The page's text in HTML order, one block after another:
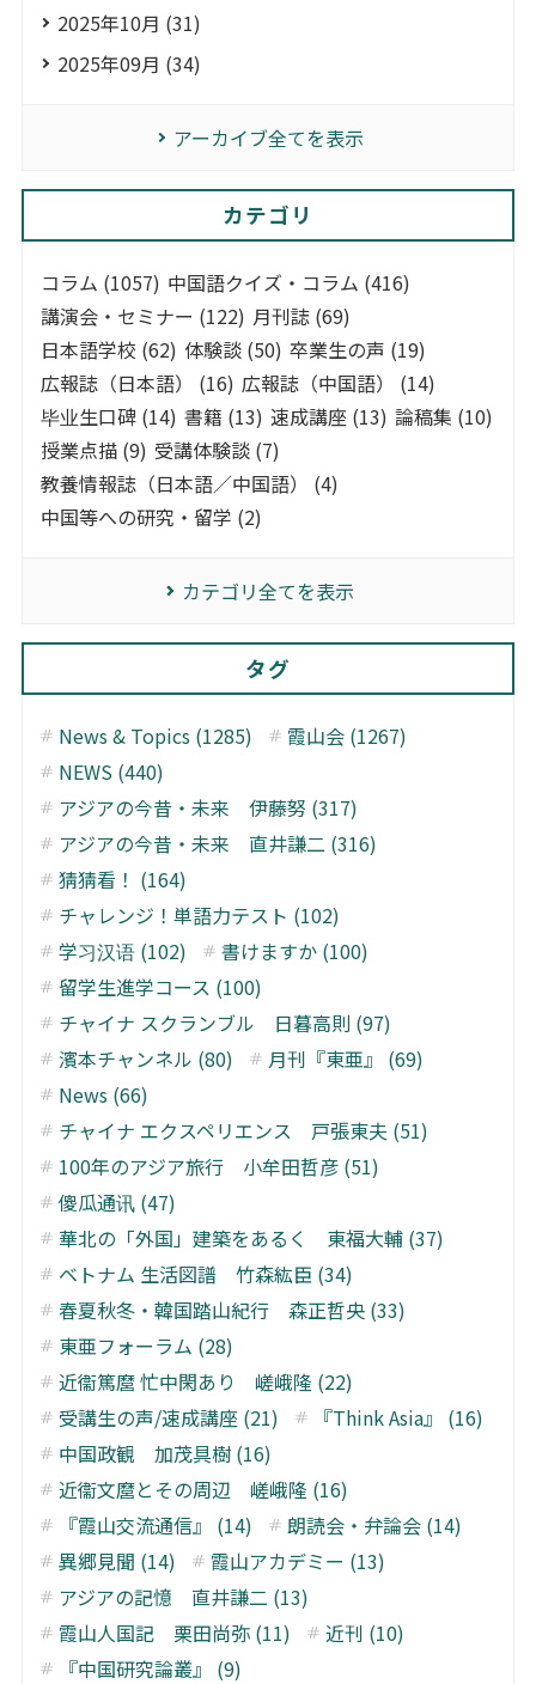
2025年10月 (31)
2025年09月 (34)
アーカイブ全てを表示
カテゴリ
コラム (1057) 中国語クイズ・コラム (416)
講演会・セミナー (122) 月刊誌 (69)
日本語学校 (62) 体験談 (50) 卒業生の声 (19)
広報誌（日本語） (16) 広報誌（中国語） (14)
毕业生口碑 (14) 書籍 (13) 速成講座 (13) 論稿集 (10)
授業点描 (9) 受講体験談 (7)
教養情報誌（日本語／中国語） (4)
中国等への研究・留学 (2)
カテゴリ全てを表示
タグ
News & Topics (1285)
霞山会 (1267)
NEWS (440)
アジアの今昔・未来 伊藤努 (317)
アジアの今昔・未来 直井謙二 (316)
猜猜看！ (164)
チャレンジ！単語力テスト (102)
学习汉语 (102)
書けますか (100)
留学生進学コース (100)
チャイナ スクランブル 日暮高則 (97)
濱本チャンネル (80)
月刊『東亜』 (69)
News (66)
チャイナ エクスペリエンス 戸張東夫 (51)
100年のアジア旅行 小牟田哲彦 (51)
傻瓜通讯 (47)
華北の「外国」建築をあるく 東福大輔 (37)
ベトナム 生活図譜 竹森紘臣 (34)
春夏秋冬・韓国踏山紀行 森正哲央 (33)
東亜フォーラム (28)
近衞篤麿 忙中閑あり 嵯峨隆 (22)
受講生の声/速成講座 (21)
『Think Asia』 (16)
中国政観 加茂具樹 (16)
近衞文麿とその周辺 嵯峨隆 (16)
『霞山交流通信』 (14)
朗読会・弁論会 (14)
異郷見聞 (14)
霞山アカデミー (13)
アジアの記憶 直井謙二 (13)
霞山人国記 栗田尚弥 (11)
近刊 (10)
『中国研究論叢』 (9)